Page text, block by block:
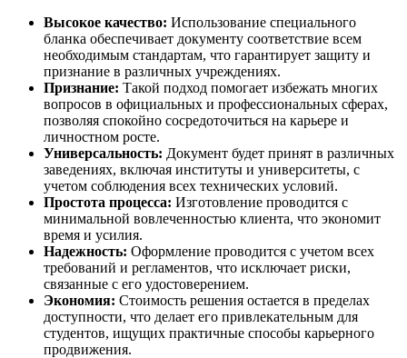
Высокое качество: Использование специального
бланка обеспечивает документу соответствие всем
необходимым стандартам, что гарантирует защиту и
признание в различных учреждениях.
Признание: Такой подход помогает избежать многих
вопросов в официальных и профессиональных сферах,
позволяя спокойно сосредоточиться на карьере и
личностном росте.
Универсальность: Документ будет принят в различных
заведениях, включая институты и университеты, с
учетом соблюдения всех технических условий.
Простота процесса: Изготовление проводится с
минимальной вовлеченностью клиента, что экономит
время и усилия.
Надежность: Оформление проводится с учетом всех
требований и регламентов, что исключает риски,
связанные с его удостоверением.
Экономия: Стоимость решения остается в пределах
доступности, что делает его привлекательным для
студентов, ищущих практичные способы карьерного
продвижения.